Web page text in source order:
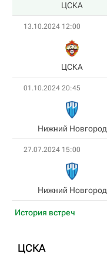
ЦСКА
13.10.2024 12:00
ЦСКА
01.10.2024 20:45
Нижний Новгород
27.07.2024 15:00
Нижний Новгород
История встреч
ЦСКА